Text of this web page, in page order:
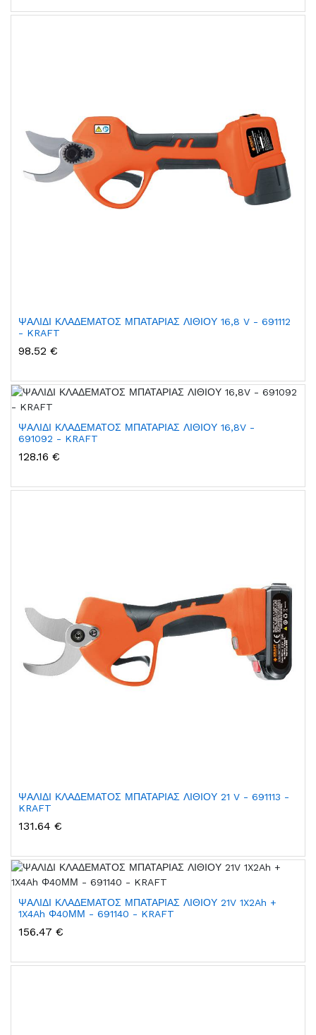
ΨΑΛΙΔΙ ΚΛΑΔΕΜΑΤΟΣ ΜΠΑΤΑΡΙΑΣ ΛΙΘΙΟΥ 16,8 V - 691112
- KRAFT
98.52 €
ΨΑΛΙΔΙ ΚΛΑΔΕΜΑΤΟΣ ΜΠΑΤΑΡΙΑΣ ΛΙΘΙΟΥ 16,8V -
691092 - KRAFT
128.16 €
ΨΑΛΙΔΙ ΚΛΑΔΕΜΑΤΟΣ ΜΠΑΤΑΡΙΑΣ ΛΙΘΙΟΥ 21 V - 691113 -
KRAFT
131.64 €
ΨΑΛΙΔΙ ΚΛΑΔΕΜΑΤΟΣ ΜΠΑΤΑΡΙΑΣ ΛΙΘΙΟΥ 21V 1X2Ah +
1X4Ah Φ40ΜΜ - 691140 - KRAFT
156.47 €